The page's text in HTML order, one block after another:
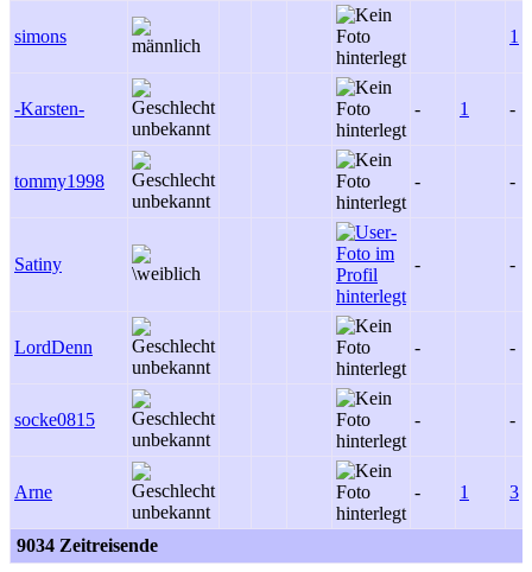
simons 1
-Karsten- - 1 -
tommy1998 - -
Satiny - -
LordDenn - -
socke0815 - -
Arne - 1 3
9034 Zeitreisende